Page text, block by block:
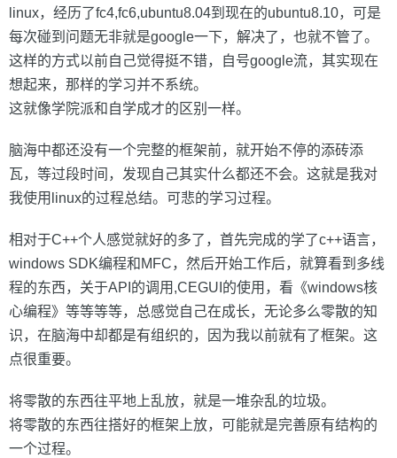
linux，经历了fc4,fc6,ubuntu8.04到现在的ubuntu8.10，可是
每次碰到问题无非就是google一下，解决了，也就不管了。
这样的方式以前自己觉得挺不错，自号google流，其实现在
想起来，那样的学习并不系统。
这就像学院派和自学成才的区别一样。
脑海中都还没有一个完整的框架前，就开始不停的添砖添
瓦，等过段时间，发现自己其实什么都还不会。这就是我对
我使用linux的过程总结。可悲的学习过程。
相对于C++个人感觉就好的多了，首先完成的学了c++语言，
windows SDK编程和MFC，然后开始工作后，就算看到多线
程的东西，关于API的调用,CEGUI的使用，看《windows核
心编程》等等等等，总感觉自己在成长，无论多么零散的知
识，在脑海中却都是有组织的，因为我以前就有了框架。这
点很重要。
将零散的东西往平地上乱放，就是一堆杂乱的垃圾。
将零散的东西往搭好的框架上放，可能就是完善原有结构的
一个过程。